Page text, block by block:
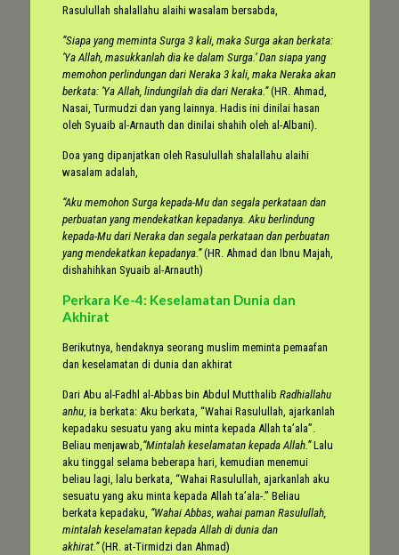
Rasulullah shalallahu alaihi wasalam bersabda,
”Siapa yang meminta Surga 3 kali, maka Surga akan berkata:
’Ya Allah, masukkanlah dia ke dalam Surga.’ Dan siapa yang
memohon perlindungan dari Neraka 3 kali, maka Neraka akan
berkata: ’Ya Allah, lindungilah dia dari Neraka.”(HR. Ahmad,
Nasai, Turmudzi dan yang lainnya. Hadis ini dinilai hasan
oleh Syuaib al-Arnauth dan dinilai shahih oleh al-Albani).
Doa yang dipanjatkan oleh Rasulullah shalallahu alaihi
wasalam adalah,
“Aku memohon Surga kepada-Mu dan segala perkataan dan
perbuatan yang mendekatkan kepadanya. Aku berlindung
kepada-Mu dari Neraka dan segala perkataan dan perbuatan
yang mendekatkan kepadanya.”(HR. Ahmad dan Ibnu Majah,
dishahihkan Syuaib al-Arnauth)
Perkara Ke-4: Keselamatan Dunia dan
Akhirat
Berikutnya, hendaknya seorang muslim meminta pemaafan
dan keselamatan di dunia dan akhirat
Dari Abu al-Fadhl al-Abbas bin Abdul Mutthalib Radhiallahu
anhu, ia berkata: Aku berkata, “Wahai Rasulullah, ajarkanlah
kepadaku sesuatu yang aku minta kepada Allah ta’ala”.
Beliau menjawab,“Mintalah keselamatan kepada Allah.”Lalu
aku tinggal selama beberapa hari, kemudian menemui
beliau lagi, lalu berkata, “Wahai Rasulullah, ajarkanlah aku
sesuatu yang aku minta kepada Allah ta’ala-.” Beliau
berkata kepadaku, “Wahai Abbas, wahai paman Rasulullah,
mintalah keselamatan kepada Allah di dunia dan
akhirat.”(HR. at-Tirmidzi dan Ahmad)